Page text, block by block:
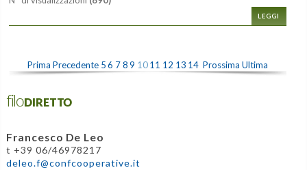
LEGGI
Prima Precedente 5 6 789 10 11 12 13 14 Prossima Ultima
filoDIRETTO
Francesco De Leo
t +39 06/46978217
deleo.f@confcooperative.it